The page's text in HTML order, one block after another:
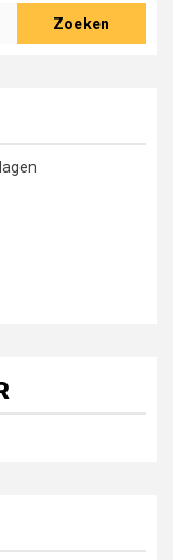
Zoeken